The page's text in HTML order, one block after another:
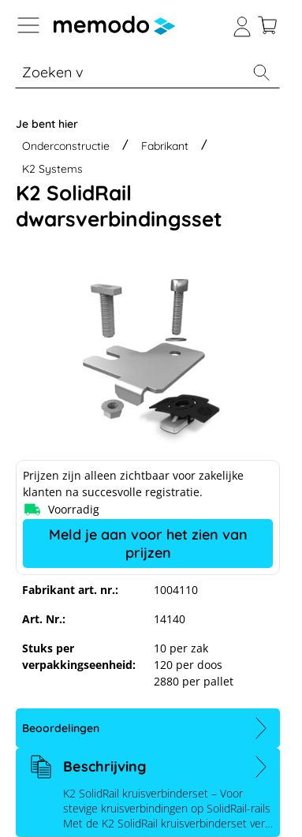
naar navigatie B2B-platform
% Sale Batterijopslag thuis
Je bent hier
Onderconstructie
Fabrikant
K2 Systems
K2 SolidRail
dwarsverbindingsset
K2 SolidRail dwarsverbindingsset
Fabrikant art. nr.:
1004110
Art. Nr.:
14140
Stuks per
verpakkingseenheid:
10 per zak
120 per doos
2880 per pallet
Prijzen zijn alleen zichtbaar voor zakelijke
klanten na succesvolle registratie.
Voorradig
Meld je aan voor het zien van
prijzen
Beoordelingen
Beschrijving
K2 SolidRail kruisverbinderset – Voor
stevige kruisverbindingen op SolidRail-rails
Met de K2 SolidRail kruisverbinderset ver…